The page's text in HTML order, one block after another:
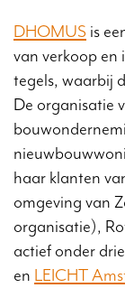
DHOMUS is
van verkoop en
tegels, waarbij
De organisatie
haar klanten
omgeving van
organisatie),
actief onder
en LEICHT